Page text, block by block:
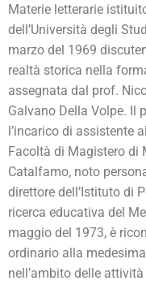
Materie letterarie
dell’Università degli
marzo del 1969
realtà storica nella
assegnata dal prof.
Galvano Della Volpe. Il
l’incarico di assistente
Facoltà di Magistero di
Catalfamo, noto
direttore dell’Istituto di
ricerca educativa del
maggio del 1973, è
ordinario alla
nell’ambito delle